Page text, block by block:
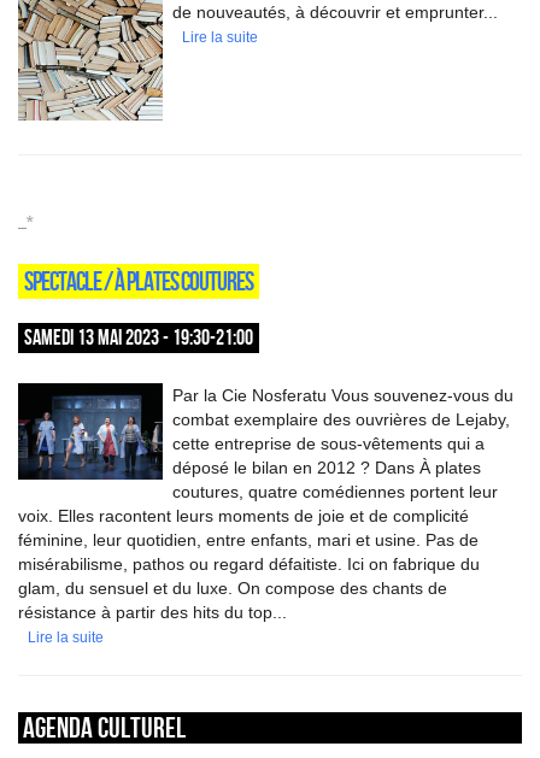
de nouveautés, à découvrir et emprunter...
Lire la suite
_*
SPECTACLE / À PLATES COUTURES
SAMEDI 13 MAI 2023 - 19:30-21:00
Par la Cie Nosferatu Vous souvenez-vous du
combat exemplaire des ouvrières de Lejaby,
cette entreprise de sous-vêtements qui a
déposé le bilan en 2012 ? Dans À plates
coutures, quatre comédiennes portent leur
voix. Elles racontent leurs moments de joie et de complicité
féminine, leur quotidien, entre enfants, mari et usine. Pas de
misérabilisme, pathos ou regard défaitiste. Ici on fabrique du
glam, du sensuel et du luxe. On compose des chants de
résistance à partir des hits du top...
Lire la suite
Agenda culturel